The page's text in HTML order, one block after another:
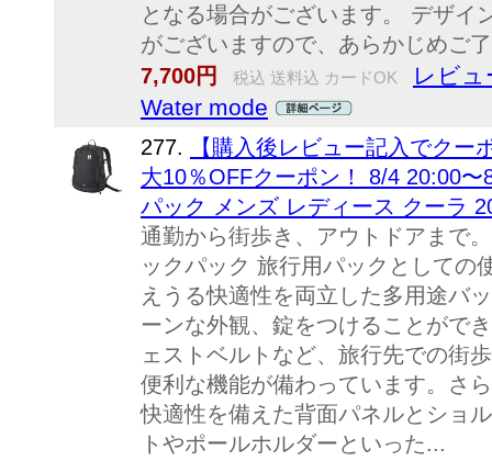
となる場合がございます。 デザイ
がございますので、あらかじめご
7,700円
税込 送料込 カードOK
レビュ
Water mode
277.
【購入後レビュー記入でク
大10％OFFクーポン！ 8/4 20:00
パック メンズ レディース クーラ
通勤から街歩き、アウトドアまで
ックパック 旅行用パックとしての
えうる快適性を両立した多用途バ
ーンな外観、錠をつけることがで
ェストベルトなど、旅行先での街
便利な機能が備わっています。さ
快適性を備えた背面パネルとショ
トやポールホルダーといった...